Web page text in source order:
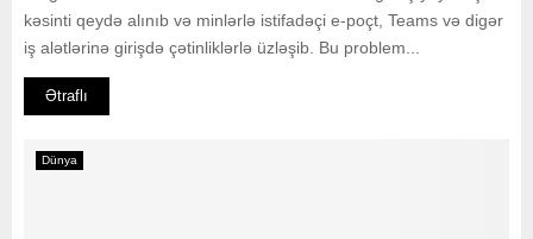
kəsinti qeydə alınıb və minlərlə istifadəçi e-poçt, Teams və digər
iş alətlərinə girişdə çətinliklərlə üzləşib. Bu problem...
Ətraflı
Dünya